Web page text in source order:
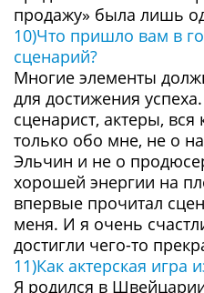
продажу» была лишь
10)Что пришло вам в
сценарий?
Многие элементы
для достижения
сценарист, актеры,
только обо мне, не о
Эльчин и не о
хорошей энергии на
впервые прочитал
меня. И я очень
достигли чего-то
11)Как актерская
Я родился в